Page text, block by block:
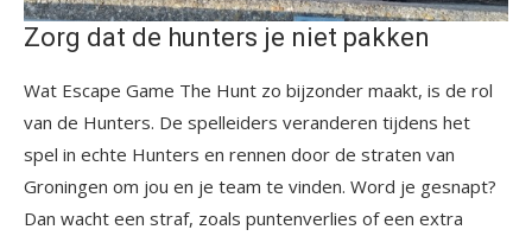
Zorg dat de hunters je niet pakken
Wat Escape Game The Hunt zo bijzonder maakt, is de rol
van de Hunters. De spelleiders veranderen tijdens het
spel in echte Hunters en rennen door de straten van
Groningen om jou en je team te vinden. Word je gesnapt?
Dan wacht een straf, zoals puntenverlies of een extra